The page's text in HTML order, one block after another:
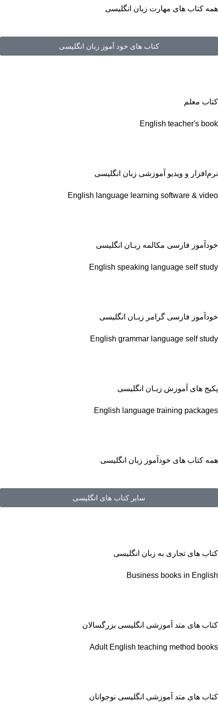
همه کتاب های مهارت زبان انگلیسی
کتاب های خود آموز زبان انگلیسی
کتاب معلم
English teacher's book
نرم‌افزار و ویدیو آموزشی زبان انگلیسی
English language learning software & video
خودآموز فارسی مکالمه زبـان انگلیسی
English speaking language self study
خودآموز فارسی گرامر زبـان انگلیسی
English grammar language self study
پکیج های آموزش زبـان انگلیسی
English language training packages
همه کتاب های خودآموز زبان انگلیسی
سایر کتاب های انگلیسی
کتاب های تجاری به زبان انگلیسی
Business books in English
کتاب های متد آموزشی انگلیسی بزرگسالان
Adult English teaching method books
کتاب های متد آموزشی انگلیسی نوجوانان